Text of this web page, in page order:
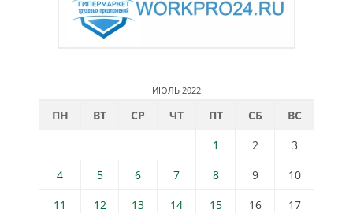
ИЮЛЬ 2022
ПН ВТ СР ЧТ ПТ СБ
ВС
1
2
3
4
5 6 7 8 9
10
11
12 13 14 15 16
17